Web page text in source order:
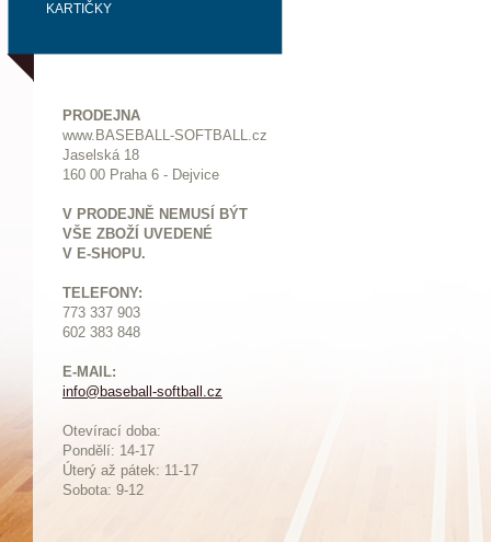
KARTIČKY
PRODEJNA
www.BASEBALL-SOFTBALL.cz
Jaselská 18
160 00 Praha 6 - Dejvice
V PRODEJNĚ NEMUSÍ BÝT
VŠE ZBOŽÍ UVEDENÉ
V E-SHOPU.
TELEFONY:
773 337 903
602 383 848
E-MAIL:
info@baseball-softball.cz
Otevírací doba:
Pondělí: 14-17
Úterý až pátek: 11-17
Sobota: 9-12